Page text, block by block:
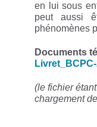
en lui sous
peut aussi
phénomènes
Documents
(le fichier
chargement